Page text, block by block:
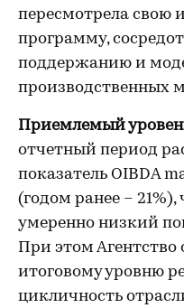
пересмотрела свою
программу,
поддержанию и
производственных
Приемлемый
отчетный период
показатель OIBDA
(годом ранее –
умеренно низкий
При этом Агентство
итоговому уровню
цикличность